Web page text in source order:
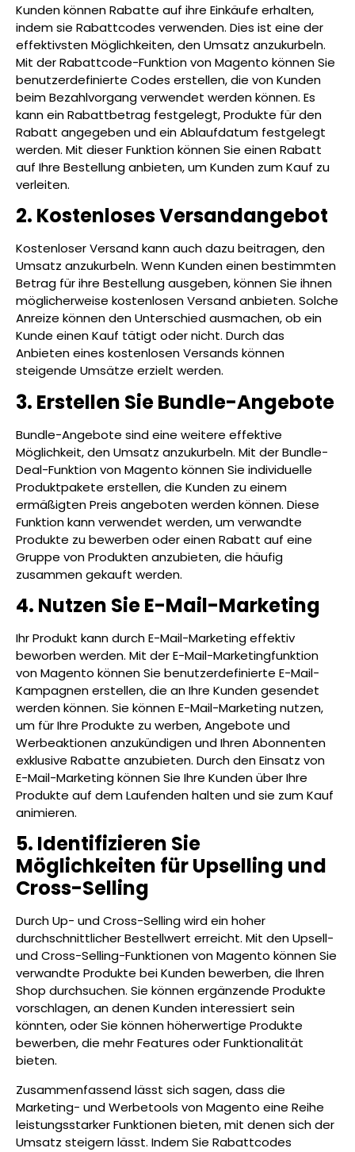
Kunden können Rabatte auf ihre Einkäufe erhalten,
indem sie Rabattcodes verwenden. Dies ist eine der
effektivsten Möglichkeiten, den Umsatz anzukurbeln.
Mit der Rabattcode-Funktion von Magento können Sie
benutzerdefinierte Codes erstellen, die von Kunden
beim Bezahlvorgang verwendet werden können. Es
kann ein Rabattbetrag festgelegt, Produkte für den
Rabatt angegeben und ein Ablaufdatum festgelegt
werden. Mit dieser Funktion können Sie einen Rabatt
auf Ihre Bestellung anbieten, um Kunden zum Kauf zu
verleiten.
2. Kostenloses Versandangebot
Kostenloser Versand kann auch dazu beitragen, den
Umsatz anzukurbeln. Wenn Kunden einen bestimmten
Betrag für ihre Bestellung ausgeben, können Sie ihnen
möglicherweise kostenlosen Versand anbieten. Solche
Anreize können den Unterschied ausmachen, ob ein
Kunde einen Kauf tätigt oder nicht. Durch das
Anbieten eines kostenlosen Versands können
steigende Umsätze erzielt werden.
3. Erstellen Sie Bundle-Angebote
Bundle-Angebote sind eine weitere effektive
Möglichkeit, den Umsatz anzukurbeln. Mit der Bundle-
Deal-Funktion von Magento können Sie individuelle
Produktpakete erstellen, die Kunden zu einem
ermäßigten Preis angeboten werden können. Diese
Funktion kann verwendet werden, um verwandte
Produkte zu bewerben oder einen Rabatt auf eine
Gruppe von Produkten anzubieten, die häufig
zusammen gekauft werden.
4. Nutzen Sie E-Mail-Marketing
Ihr Produkt kann durch E-Mail-Marketing effektiv
beworben werden. Mit der E-Mail-Marketingfunktion
von Magento können Sie benutzerdefinierte E-Mail-
Kampagnen erstellen, die an Ihre Kunden gesendet
werden können. Sie können E-Mail-Marketing nutzen,
um für Ihre Produkte zu werben, Angebote und
Werbeaktionen anzukündigen und Ihren Abonnenten
exklusive Rabatte anzubieten. Durch den Einsatz von
E-Mail-Marketing können Sie Ihre Kunden über Ihre
Produkte auf dem Laufenden halten und sie zum Kauf
animieren.
5. Identifizieren Sie
Möglichkeiten für Upselling und
Cross-Selling
Durch Up- und Cross-Selling wird ein hoher
durchschnittlicher Bestellwert erreicht. Mit den Upsell-
und Cross-Selling-Funktionen von Magento können Sie
verwandte Produkte bei Kunden bewerben, die Ihren
Shop durchsuchen. Sie können ergänzende Produkte
vorschlagen, an denen Kunden interessiert sein
könnten, oder Sie können höherwertige Produkte
bewerben, die mehr Features oder Funktionalität
bieten.
Zusammenfassend lässt sich sagen, dass die
Marketing- und Werbetools von Magento eine Reihe
leistungsstarker Funktionen bieten, mit denen sich der
Umsatz steigern lässt. Indem Sie Rabattcodes